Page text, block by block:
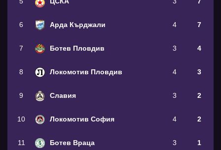
6 Арда Кърджали 4 7
7 Ботев Пловдив 3 4
8 Локомотив Пловдив 4 3
9 Славия 3 2
10 Локомотив София 4 2
11 Ботев Враца 3 1